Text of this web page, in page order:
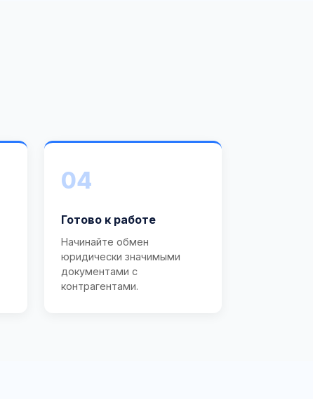
04
Готово к работе
Начинайте обмен
юридически значимыми
документами с
контрагентами.